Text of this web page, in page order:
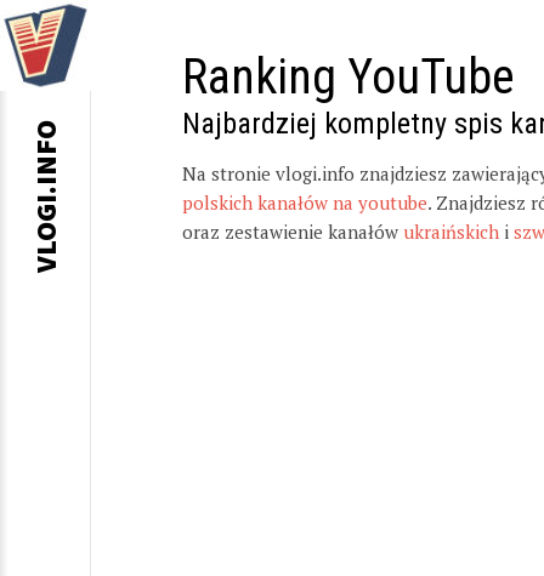
Ranking YouTube
Najbardziej kompletny spis
Na stronie vlogi.info znajdziesz
polskich kanałów na youtube. Znajdziesz
oraz zestawienie kanałów ukraińskich i
VLOGI.INFO